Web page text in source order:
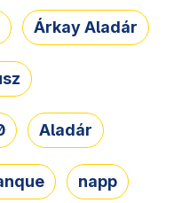
Árkay Aladár
Aladár
napp